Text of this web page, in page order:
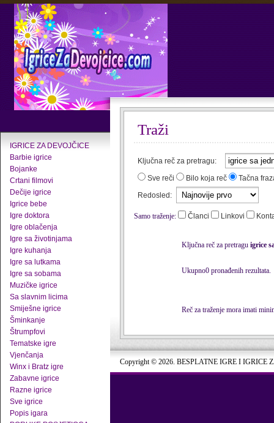
IGRICE ZA DEVOJČICE
Barbie igrice
Bojanke
Crtani filmovi
Dečije igrice
Igrice bebe
Igre doktora
Igre oblačenja
Igre sa životinjama
Igre kuhanja
Igre sa lutkama
Igre sa sobama
Muzičke igrice
Sa slavnim licima
Smiješne igrice
Šminkanje
Štrumpfovi
Tematske igre
Vjenčanja
Winx i Bratz igre
Zabavne igrice
Razne igrice
Sve igrice
Popis igara
Traži
Ključna reč za pretragu:
Sve reči
Bilo koja reč
Tačna
Redosled:
Samo traženje: Članci Linkovi
Ključna reč za pretragu igrice
Ukupno0 pronađenih rezultata.
Reč za traženje mora imati
Copyright © 2026. BESPLATNE IGRE I IGRICE